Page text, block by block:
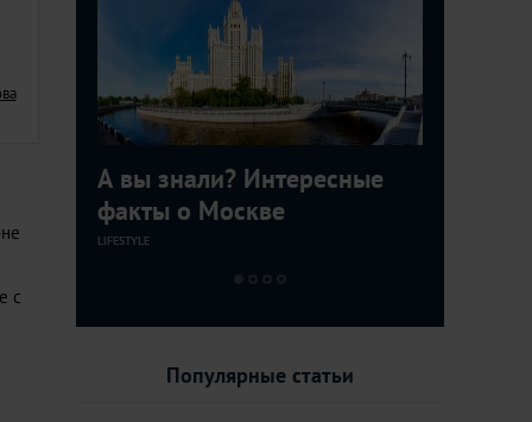
с
А вы знали? Интересные
факты о Москве
LIFESTYLE
Популярные статьи